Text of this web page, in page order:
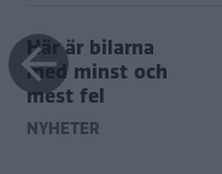
Här är bilarna
med minst och
mest fel
NYHETER